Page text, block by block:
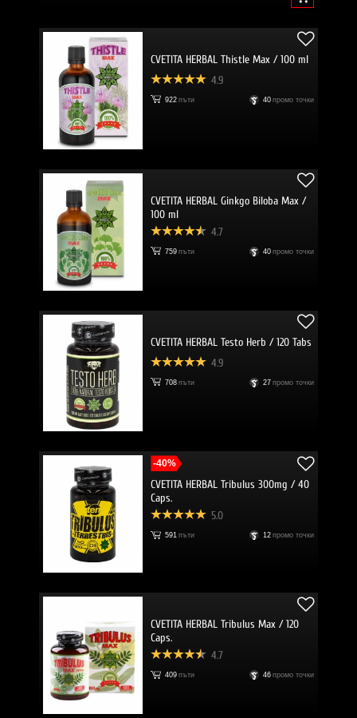
CVETITA HERBAL Thistle Max / 100 ml
4.9
922 пъти 40 промо точки
CVETITA HERBAL Ginkgo Biloba Max /
100 ml
4.7
759 пъти 40 промо точки
CVETITA HERBAL Testo Herb / 120 Tabs
4.9
708 пъти 27 промо точки
-40%
CVETITA HERBAL Tribulus 300mg / 40
Caps.
5.0
591 пъти 12 промо точки
CVETITA HERBAL Tribulus Max / 120
Caps.
4.7
409 пъти 46 промо точки